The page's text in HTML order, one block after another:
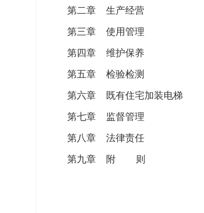
第二章 生产经营
第三章 使用管理
第四章 维护保养
第五章 检验检测
第六章 既有住宅加装电梯
第七章 监督管理
第八章 法律责任
第九章 附 则